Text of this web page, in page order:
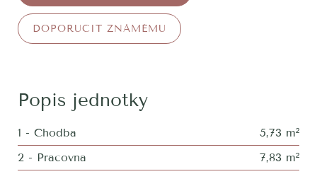
DOPORUČIT ZNÁMÉMU
Popis jednotky
1 - Chodba
5,73 m²
2 - Pracovna
7,83 m²